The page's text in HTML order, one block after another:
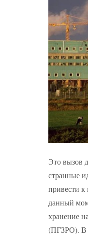
Это вызов
странные
привести к
данный
хранение
(ПГЗРО). В